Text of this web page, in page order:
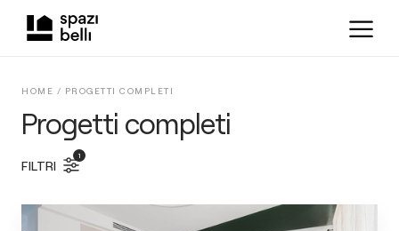
Progetti completi
HOME / PROGETTI COMPLETI
FILTRI
1